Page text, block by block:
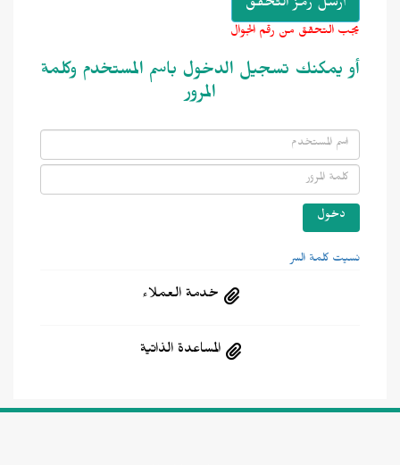
يجب التحقق من رقم الجوال
أو يمكنك تسجيل الدخول باسم المستخدم وكلمة
المرور
نسيت كلمة السر
خدمة العملاء
المساعدة الذاتية